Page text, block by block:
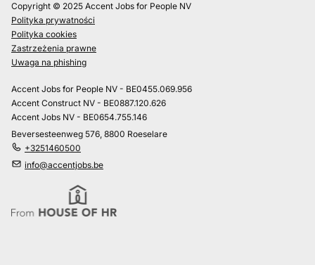
Copyright © 2025 Accent Jobs for People NV
Polityka prywatności
Polityka cookies
Zastrzeżenia prawne
Uwaga na phishing
Accent Jobs for People NV - BE0455.069.956
Accent Construct NV - BE0887.120.626
Accent Jobs NV - BE0654.755.146
Beversesteenweg 576, 8800 Roeselare
+3251460500
info@accentjobs.be